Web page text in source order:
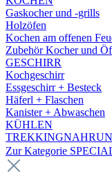
Gaskocher und -grills
Holzöfen
Kochen am offenen
Zubehör Kocher und
GESCHIRR
Kochgeschirr
Essgeschirr + Besteck
Häferl + Flaschen
Kanister + Abwaschen
KÜHLEN
Zur Kategorie